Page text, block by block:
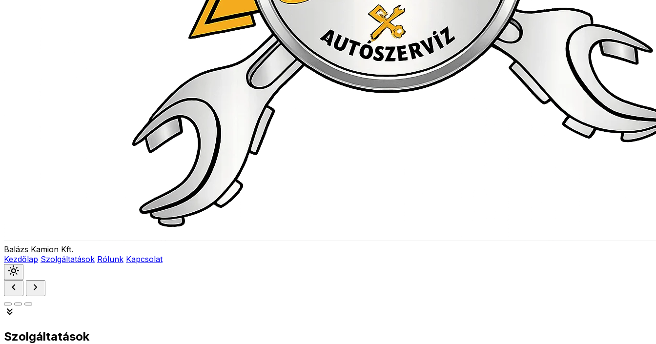
Balázs Kamion Kft.
Kezdőlap Szolgáltatások Rólunk Kapcsolat
light_mode
chevron_left
chevron_right
keyboard_double_arrow_down
Szolgáltatások